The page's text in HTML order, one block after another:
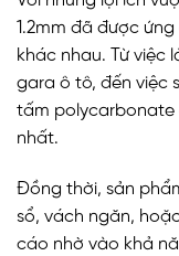
1.2mm đã được
khác nhau. Từ việc
gara ô tô, đến việc
tấm polycarbonate
nhất.
Đồng thời, sản
sổ, vách ngăn,
cáo nhờ vào khả